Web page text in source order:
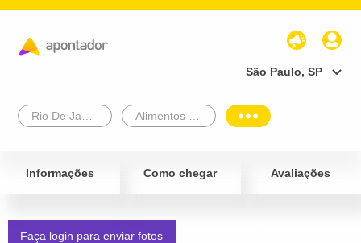
São Paulo, SP
Informações Como chegar Avaliações
Faça login para enviar fotos